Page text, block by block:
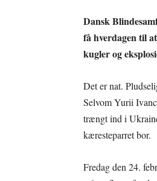
Dansk
få hverdagen til
kugler og
Det er nat.
Selvom Yurii
trængt ind i
kæresteparret bor.
Fredag den 24.